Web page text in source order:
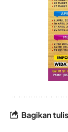
Bagikan